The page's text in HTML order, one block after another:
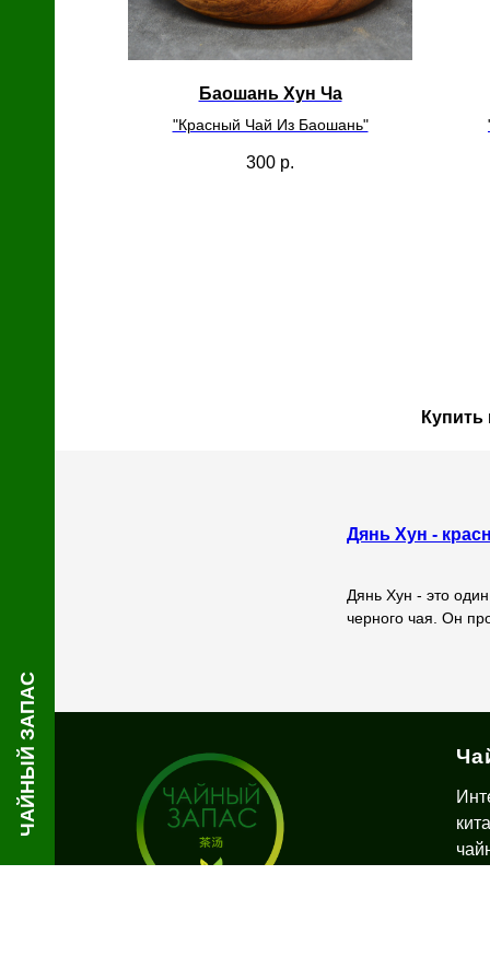
ЧАЙНЫЙ ЗАПАС
Баошань Хун Ча
"Красный Чай Из Баошань"
300 р.
Дянь Хун -
Дянь Хун - это
черного чая. Он